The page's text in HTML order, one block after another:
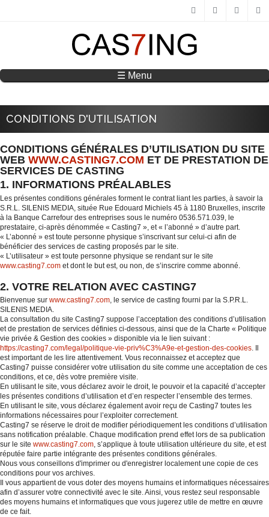
TWITTER
FACEBOOK
☰ Menu
CONDITIONS D'UTILISATION
CONDITIONS GÉNÉRALES D’UTILISATION DU SITE
WEB WWW.CASTING7.COM ET DE PRESTATION DE
SERVICES DE CASTING
1. INFORMATIONS PRÉALABLES
Les présentes conditions générales forment le contrat liant les parties, à savoir la
S.R.L. SILENIS MEDIA, située Rue Edouard Michiels 45 à 1180 Bruxelles, inscrite
à la Banque Carrefour des entreprises sous le numéro 0536.571.039, le
prestataire, ci-après dénommée « Casting7 », et « l’abonné » d’autre part.
« L’abonné » est toute personne physique s’inscrivant sur celui-ci afin de
bénéficier des services de casting proposés par le site.
« L’utilisateur » est toute personne physique se rendant sur le site
www.casting7.com et dont le but est, ou non, de s’inscrire comme abonné.
2. VOTRE RELATION AVEC CASTING7
Bienvenue sur www.casting7.com, le service de casting fourni par la S.P.R.L.
SILENIS MEDIA.
La consultation du site Casting7 suppose l’acceptation des conditions d’utilisation
et de prestation de services définies ci-dessous, ainsi que de la Charte « Politique
vie privée & Gestion des cookies » disponible via le lien suivant :
https://casting7.com/legal/politique-vie-priv%C3%A9e-et-gestion-des-cookies. Il
est important de les lire attentivement. Vous reconnaissez et acceptez que
Casting7 puisse considérer votre utilisation du site comme une acceptation de ces
conditions, et ce, dès votre première visite.
En utilisant le site, vous déclarez avoir le droit, le pouvoir et la capacité d’accepter
les présentes conditions d’utilisation et d’en respecter l’ensemble des termes.
En utilisant le site, vous déclarez également avoir reçu de Casting7 toutes les
informations nécessaires pour l’exploiter correctement.
Casting7 se réserve le droit de modifier périodiquement les conditions d’utilisation
sans notification préalable. Chaque modification prend effet lors de sa publication
sur le site www.casting7.com, s’applique à toute utilisation ultérieure du site, et est
réputée faire partie intégrante des présentes conditions générales.
Nous vous conseillons d'imprimer ou d'enregistrer localement une copie de ces
conditions pour vos archives.
Il vous appartient de vous doter des moyens humains et informatiques nécessaires
afin d’assurer votre connectivité avec le site. Ainsi, vous restez seul responsable
des moyens humains et informatiques que vous jugerez utile de mettre en œuvre
de ce fait.